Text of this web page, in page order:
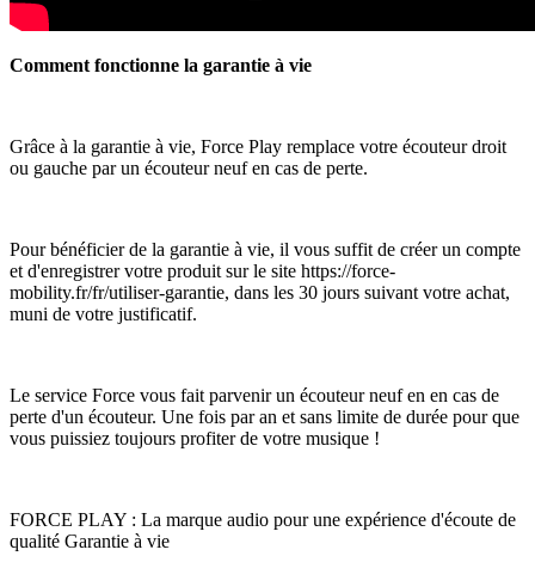
Comment fonctionne la garantie à vie
Grâce à la garantie à vie, Force Play remplace votre écouteur droit
ou gauche par un écouteur neuf en cas de perte.
Pour bénéficier de la garantie à vie, il vous suffit de créer un compte
et d'enregistrer votre produit sur le site https://force-
mobility.fr/fr/utiliser-garantie, dans les 30 jours suivant votre achat,
muni de votre justificatif.
Le service Force vous fait parvenir un écouteur neuf en en cas de
perte d'un écouteur. Une fois par an et sans limite de durée pour que
vous puissiez toujours profiter de votre musique !
FORCE PLAY : La marque audio pour une expérience d'écoute de
qualité Garantie à vie